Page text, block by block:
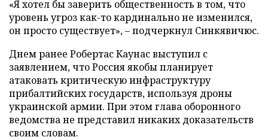
«Я хотел бы заверить общественность в том, что
уровень угроз как-то кардинально не изменился,
он просто существует», – подчеркнул Синкявичюс.
Днем ранее Робертас Каунас выступил с
заявлением, что Россия якобы планирует
атаковать критическую инфраструктуру
прибалтийских государств, используя дроны
украинской армии. При этом глава оборонного
ведомства не представил никаких доказательств
своим словам.